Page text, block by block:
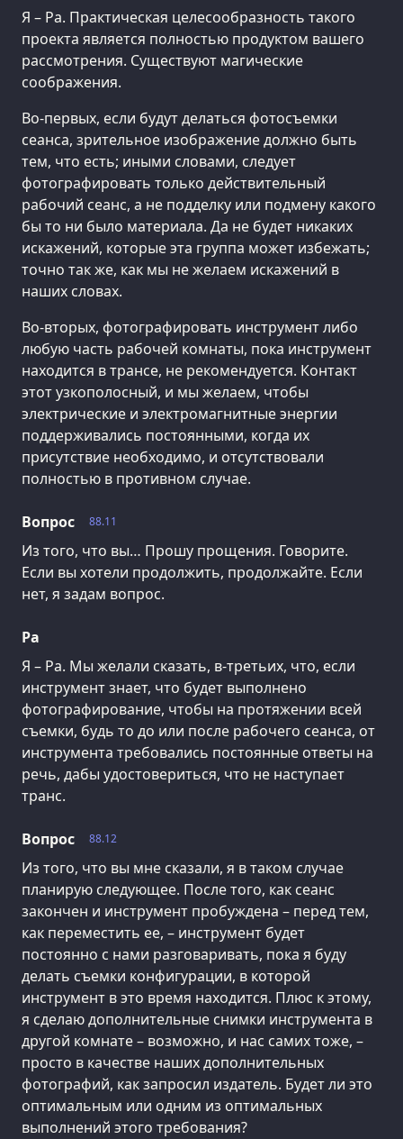
Я – Ра. Практическая целесообразность такого
проекта является полностью продуктом вашего
рассмотрения. Существуют магические
соображения.
Во-первых, если будут делаться фотосъемки
сеанса, зрительное изображение должно быть
тем, что есть; иными словами, следует
фотографировать только действительный
рабочий сеанс, а не подделку или подмену какого
бы то ни было материала. Да не будет никаких
искажений, которые эта группа может избежать;
точно так же, как мы не желаем искажений в
наших словах.
Во-вторых, фотографировать инструмент либо
любую часть рабочей комнаты, пока инструмент
находится в трансе, не рекомендуется. Контакт
этот узкополосный, и мы желаем, чтобы
электрические и электромагнитные энергии
поддерживались постоянными, когда их
присутствие необходимо, и отсутствовали
полностью в противном случае.
88.11
Вопрос
Из того, что вы… Прошу прощения. Говорите.
Если вы хотели продолжить, продолжайте. Если
нет, я задам вопрос.
Ра
Я – Ра. Мы желали сказать, в-третьих, что, если
инструмент знает, что будет выполнено
фотографирование, чтобы на протяжении всей
съемки, будь то до или после рабочего сеанса, от
инструмента требовались постоянные ответы на
речь, дабы удостовериться, что не наступает
транс.
88.12
Вопрос
Из того, что вы мне сказали, я в таком случае
планирую следующее. После того, как сеанс
закончен и инструмент пробуждена – перед тем,
как переместить ее, – инструмент будет
постоянно с нами разговаривать, пока я буду
делать съемки конфигурации, в которой
инструмент в это время находится. Плюс к этому,
я сделаю дополнительные снимки инструмента в
другой комнате – возможно, и нас самих тоже, –
просто в качестве наших дополнительных
фотографий, как запросил издатель. Будет ли это
оптимальным или одним из оптимальных
выполнений этого требования?